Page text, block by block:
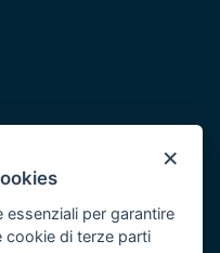
×
per garantire
cookie di terze parti